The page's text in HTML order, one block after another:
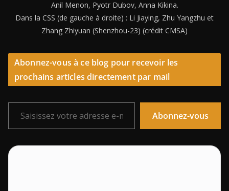
Anil Menon, Pyotr Dubov, Anna Kikina.
Dans la CSS (de gauche à droite) : Li Jiaying, Zhu Yangzhu et
Zhang Zhiyuan (Shenzhou-23) (crédit CMSA)
Abonnez-vous à ce blog pour recevoir les
prochains articles directement par mail
Saisissez votre adresse e-mail…
Abonnez-vous